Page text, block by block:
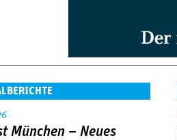
München – Neues